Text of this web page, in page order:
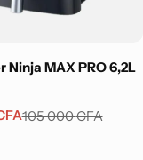
Ninja MAX PRO 6,2L
105 000CFA